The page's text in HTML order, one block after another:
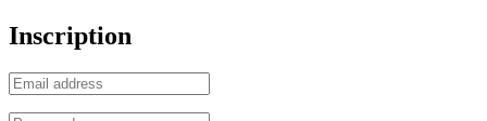
Inscription